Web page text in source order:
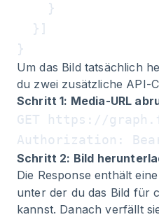
    }
  }]
Um das Bild tatsächlich
du zwei zusätzliche API-
Schritt 1: Media-URL
GET https://
Schritt 2: Bild
Die Response enthält
unter der du das Bild für
kannst. Danach verfällt